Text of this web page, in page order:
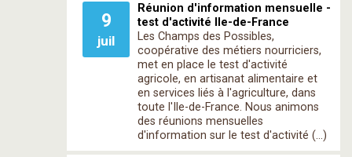
9
juil
Réunion d'information mensuelle -
test d'activité Ile-de-France
Les Champs des Possibles,
coopérative des métiers nourriciers,
met en place le test d'activité
agricole, en artisanat alimentaire et
en services liés à l'agriculture, dans
toute l'Ile-de-France. Nous animons
des réunions mensuelles
d'information sur le test d'activité (…)